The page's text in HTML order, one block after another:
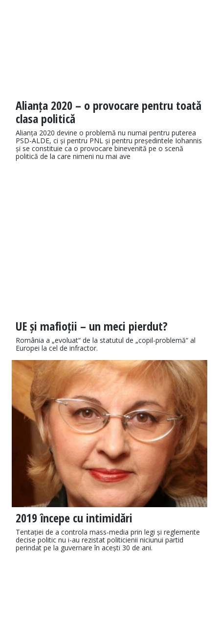
Alianța 2020 – o provocare pentru toată
clasa politică
Alianța 2020 devine o problemă nu numai pentru puterea
PSD-ALDE, ci și pentru PNL și pentru președintele Iohannis
și se constituie ca o provocare binevenită pe o scenă
politică de la care nimeni nu mai ave
UE și mafioții – un meci pierdut?
România a „evoluat“ de la statutul de „copil-problemă“ al
Europei la cel de infractor.
2019 începe cu intimidări
Tentației de a controla mass-media prin legi și reglemente
decise politic nu i-au rezistat politicienii niciunui partid
perindat pe la guvernare în acești 30 de ani.